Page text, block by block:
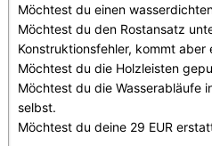
Möchtest du einen
Möchtest du den Rostansatz
Konstruktionsfehler, kommt aber
Möchtest du die Holzleisten
Möchtest du die Wasserabläufe
selbst.
Möchtest du deine 29 EUR